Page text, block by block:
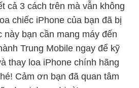
cả 3 cách trên mà vẫn không
chiếc iPhone của bạn đã bị
bạn cần mang máy đến
Trung Mobile ngay để kỹ
thay loa iPhone chính hãng
Cảm ơn bạn đã quan tâm